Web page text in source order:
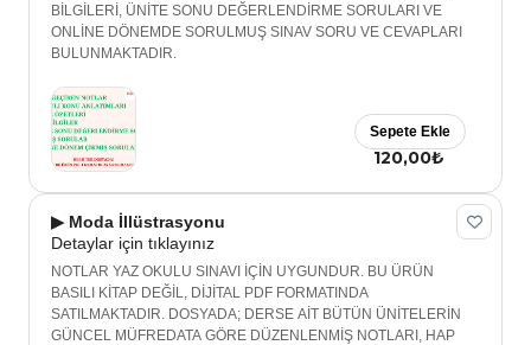
BİLGİLERİ, ÜNİTE SONU DEĞERLENDİRME SORULARI VE
ONLİNE DÖNEMDE SORULMUŞ SINAV SORU VE CEVAPLARI
BULUNMAKTADIR.
120,00₺
Sepete Ekle
▶ Moda İllüstrasyonu
Detaylar için tıklayınız
NOTLAR YAZ OKULU SINAVI İÇİN UYGUNDUR. BU ÜRÜN
BASILI KİTAP DEĞİL, DİJİTAL PDF FORMATINDA
SATILMAKTADIR. DOSYADA; DERSE AİT BÜTÜN ÜNİTELERİN
GÜNCEL MÜFREDATA GÖRE DÜZENLENMİŞ NOTLARI, HAP